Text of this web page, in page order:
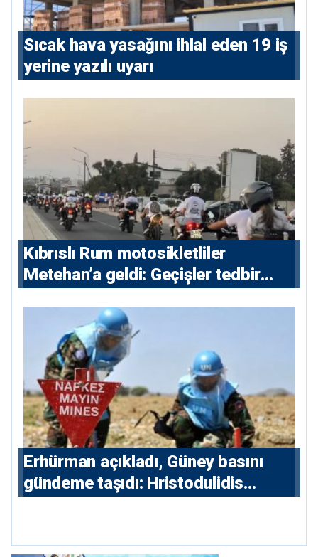
Sıcak hava yasağını ihlal eden 19 iş
yerine yazılı uyarı
Kıbrıslı Rum motosikletliler
Metehan’a geldi: Geçişler tedbir
Erhürman açıkladı, Güney basını
gündeme taşıdı: Hristodulidis